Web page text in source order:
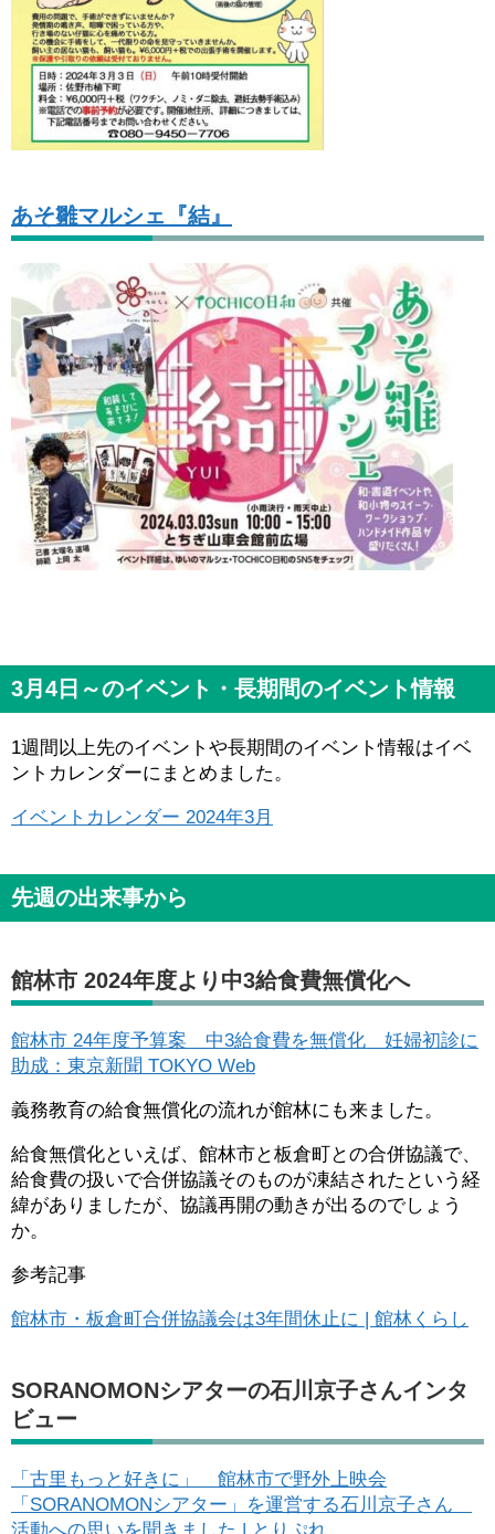
あそ雛マルシェ『結』
3月4日～のイベント・長期間のイベント情報
1週間以上先のイベントや長期間のイベント情報はイベ
ントカレンダーにまとめました。
イベントカレンダー 2024年3月
先週の出来事から
館林市 2024年度より中3給食費無償化へ
館林市 24年度予算案 中3給食費を無償化 妊婦初診に
助成：東京新聞 TOKYO Web
義務教育の給食無償化の流れが館林にも来ました。
給食無償化といえば、館林市と板倉町との合併協議で、
給食費の扱いで合併協議そのものが凍結されたという経
緯がありましたが、協議再開の動きが出るのでしょう
か。
参考記事
館林市・板倉町合併協議会は3年間休止に | 館林くらし
SORANOMONシアターの石川京子さんインタ
ビュー
「古里もっと好きに」 館林市で野外上映会
「SORANOMONシアター」を運営する石川京子さん